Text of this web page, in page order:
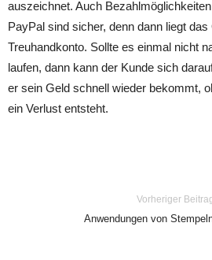
auszeichnet. Auch
PayPal sind sicher, denn dann liegt das
Treuhandkonto. Sollte es einmal nicht
laufen, dann kann der Kunde sich
er sein Geld schnell wieder bekommt,
ein Verlust entsteht.
Vorheriger
Anwendungen von